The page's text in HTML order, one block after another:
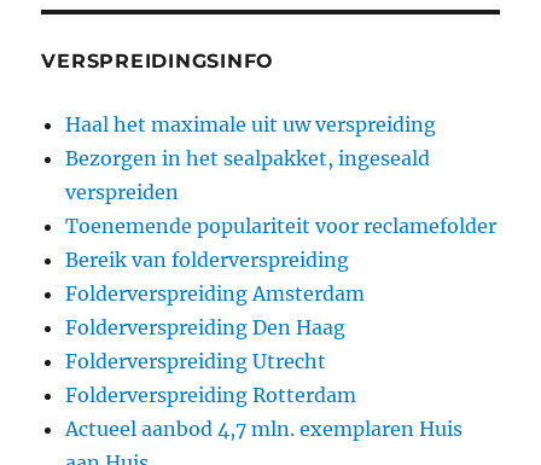
VERSPREIDINGSINFO
Haal het maximale uit uw verspreiding
Bezorgen in het sealpakket, ingeseald
verspreiden
Toenemende populariteit voor reclamefolder
Bereik van folderverspreiding
Folderverspreiding Amsterdam
Folderverspreiding Den Haag
Folderverspreiding Utrecht
Folderverspreiding Rotterdam
Actueel aanbod 4,7 mln. exemplaren Huis